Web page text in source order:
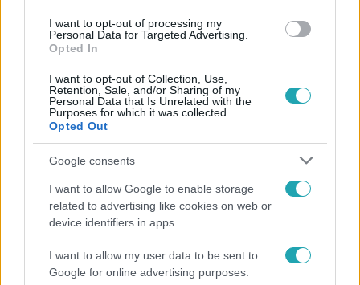
I want to opt-out of processing my
Personal Data for Targeted Advertising.
Opted In
I want to opt-out of Collection, Use,
Retention, Sale, and/or Sharing of my
Personal Data that Is Unrelated with the
Purposes for which it was collected.
Opted Out
Google consents
I want to allow Google to enable storage
related to advertising like cookies on web or
device identifiers in apps.
I want to allow my user data to be sent to
Google for online advertising purposes.
Reggeli
kötelező” – 50 méterre a csúcstól fordult vissza
Klein Dávid